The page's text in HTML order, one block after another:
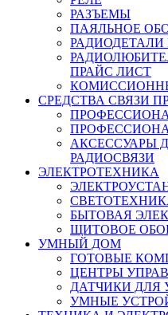
РАЗЪЕМЫ
ПАЯЛЬНОЕ
ПРАЙС ЛИСТ
СРЕДСТВА СВЯЗИ
АКСЕССУАРЫ
РАДИОСВЯЗИ
ЭЛЕКТРОТЕХНИКА
БЫТОВАЯ
ЩИТОВОЕ
УМНЫЙ ДОМ
ГОТОВЫЕ
ЦЕНТРЫ
ДАТЧИКИ ДЛЯ
УМНЫЕ